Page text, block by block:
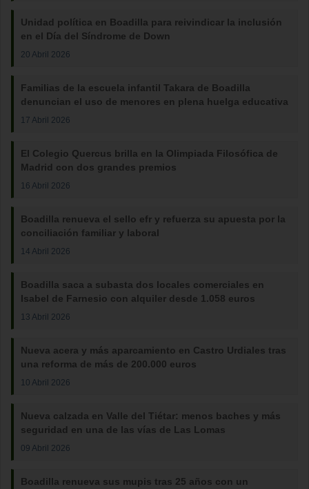
Unidad política en Boadilla para reivindicar la inclusión
en el Día del Síndrome de Down
20 Abril 2026
Familias de la escuela infantil Takara de Boadilla
denuncian el uso de menores en plena huelga educativa
17 Abril 2026
El Colegio Quercus brilla en la Olimpiada Filosófica de
Madrid con dos grandes premios
16 Abril 2026
Boadilla renueva el sello efr y refuerza su apuesta por la
conciliación familiar y laboral
14 Abril 2026
Boadilla saca a subasta dos locales comerciales en
Isabel de Farnesio con alquiler desde 1.058 euros
13 Abril 2026
Nueva acera y más aparcamiento en Castro Urdiales tras
una reforma de más de 200.000 euros
10 Abril 2026
Nueva calzada en Valle del Tiétar: menos baches y más
seguridad en una de las vías de Las Lomas
09 Abril 2026
Boadilla renueva sus mupis tras 25 años con un